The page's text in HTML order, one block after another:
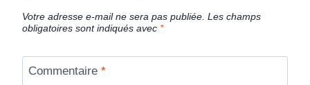
Votre adresse e-mail ne sera pas publiée. Les champs
obligatoires sont indiqués avec *
Commentaire *